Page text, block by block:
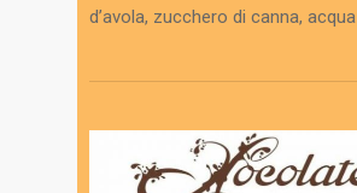
d’avola, zucchero di canna, acqua